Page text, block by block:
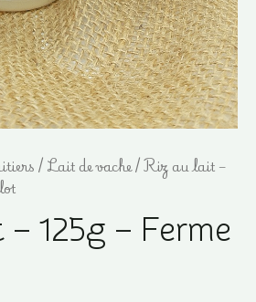
/Lait de vache/ Riz au lait –
125g – Ferme